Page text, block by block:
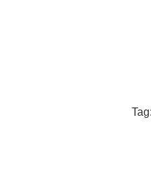
Tag: